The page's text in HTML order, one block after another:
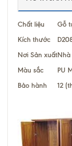
Chất liệu
Gỗ
Kích thước
Nơi Sản xuấtNhà
Màu sắc
PU
Bảo hành
12